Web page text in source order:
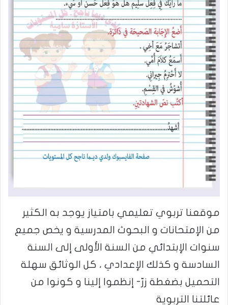
موقعنا تربوي تعليمي بامتياز يوجد به الكثير
من الإمتحانات و البحوث المدرسية و يخص جميع
سنوات الإبتدائي من السنة الأولى إلى السنة
السادسة و كذلك الإعدادي ، كل الوثائق سهلة
التحميل بضغطة زرّ- إنظموا إلينا و كونوا من
عائلتنا التربوية